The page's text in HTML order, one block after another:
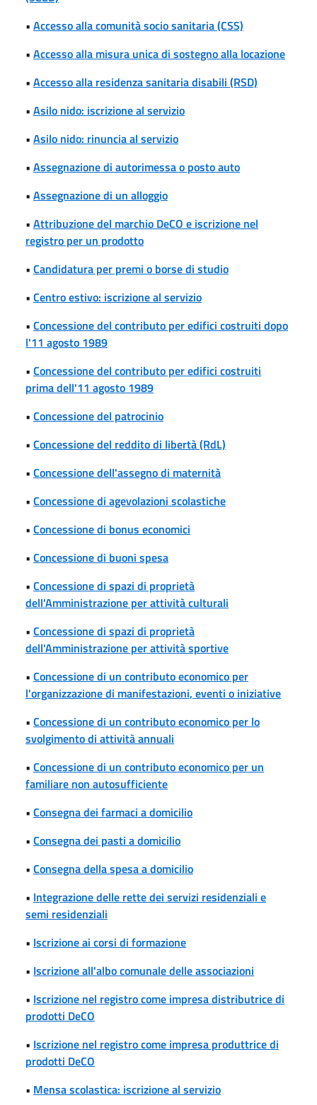
• Accesso alla comunità socio sanitaria (CSS)
• Accesso alla misura unica di sostegno alla locazione
• Accesso alla residenza sanitaria disabili (RSD)
• Asilo nido: iscrizione al servizio
• Asilo nido: rinuncia al servizio
• Assegnazione di autorimessa o posto auto
• Assegnazione di un alloggio
• Attribuzione del marchio DeCO e iscrizione nel
registro per un prodotto
• Candidatura per premi o borse di studio
• Centro estivo: iscrizione al servizio
• Concessione del contributo per edifici costruiti dopo
l'11 agosto 1989
• Concessione del contributo per edifici costruiti
prima dell'11 agosto 1989
• Concessione del patrocinio
• Concessione del reddito di libertà (RdL)
• Concessione dell'assegno di maternità
• Concessione di agevolazioni scolastiche
• Concessione di bonus economici
• Concessione di buoni spesa
• Concessione di spazi di proprietà
dell'Amministrazione per attività culturali
• Concessione di spazi di proprietà
dell'Amministrazione per attività sportive
• Concessione di un contributo economico per
l'organizzazione di manifestazioni, eventi o iniziative
• Concessione di un contributo economico per lo
svolgimento di attività annuali
• Concessione di un contributo economico per un
familiare non autosufficiente
• Consegna dei farmaci a domicilio
• Consegna dei pasti a domicilio
• Consegna della spesa a domicilio
• Integrazione delle rette dei servizi residenziali e
semi residenziali
• Iscrizione ai corsi di formazione
• Iscrizione all'albo comunale delle associazioni
• Iscrizione nel registro come impresa distributrice di
prodotti DeCO
• Iscrizione nel registro come impresa produttrice di
prodotti DeCO
• Mensa scolastica: iscrizione al servizio